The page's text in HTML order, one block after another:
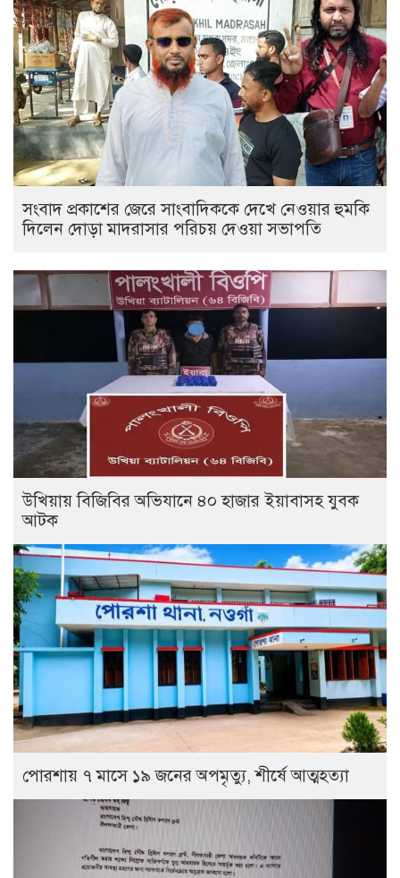
সংবাদ প্রকাশের জেরে সাংবাদিককে দেখে নেওয়ার হুমকি
দিলেন দোড়া মাদরাসার পরিচয় দেওয়া সভাপতি
উখিয়ায় বিজিবির অভিযানে ৪০ হাজার ইয়াবাসহ যুবক
আটক
পোরশায় ৭ মাসে ১৯ জনের অপমৃত্যু, শীর্ষে আত্মহত্যা